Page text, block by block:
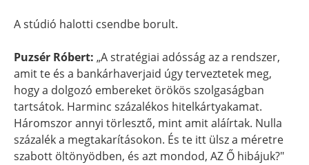
A stúdió halotti csendbe borult.
Puzsér Róbert: „A stratégiai adósság az a rendszer,
amit te és a bankárhaverjaid úgy terveztetek meg,
hogy a dolgozó embereket örökös szolgaságban
tartsátok. Harminc százalékos hitelkártyakamat.
Háromszor annyi törlesztő, mint amit aláírtak. Nulla
százalék a megtakarításokon. És te itt ülsz a méretre
szabott öltönyödben, és azt mondod, AZ Ő hibájuk?"